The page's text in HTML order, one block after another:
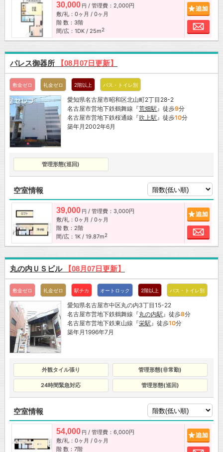
30,000 円 / 管理費：2,000円
敷/礼：0ヶ月 / 0ヶ月
階 数：3階
間/広：1DK / 25m2
お
パレス御器所 【08月07日更新】
敷金ゼロ 礼金ゼロ 2階以上 バス・トイレ別
愛知県名古屋市昭和区北山町2丁目28-2
名古屋市営地下鉄鶴舞線『荒畑駅』徒歩9分
名古屋市営地下鉄桜通線『吹上駅』徒歩10分
築年月2002年6月
管理形態(巡回)
空室情報
39,000 円 / 管理費：3,000円
敷/礼：0ヶ月 / 0ヶ月
階 数：2階
間/広：1K / 19.87m2
お
丸の内ＵＳビル 【08月07日更新】
敷金ゼロ 礼金ゼロ 駅チカ オートロック 2階以上 バス・トイレ別
愛知県名古屋市中区丸の内3丁目15-22
名古屋市営地下鉄鶴舞線『丸の内駅』徒歩8分
名古屋市営地下鉄東山線『栄駅』徒歩10分
築年月1996年7月
外観タイル張り 管理形態(非常勤)
24時間緊急対応 管理形態(巡回)
空室情報
54,000 円 / 管理費：6,000円
敷/礼：0ヶ月 / 0ヶ月
階 数：7階
お